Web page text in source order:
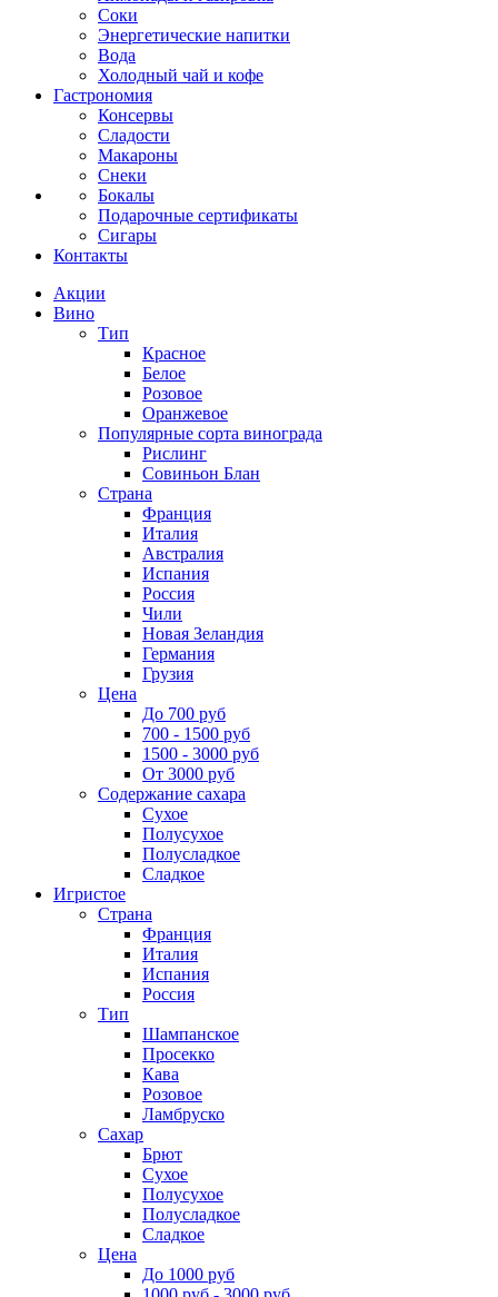
Соки
Энергетические напитки
Вода
Холодный чай и кофе
Гастрономия
Консервы
Сладости
Макароны
Снеки
Бокалы
Подарочные сертификаты
Сигары
Контакты
Акции
Вино
Тип
Красное
Белое
Розовое
Оранжевое
Популярные сорта винограда
Рислинг
Совиньон Блан
Страна
Франция
Италия
Австралия
Испания
Россия
Чили
Новая Зеландия
Германия
Грузия
Цена
До 700 руб
700 - 1500 руб
1500 - 3000 руб
От 3000 руб
Содержание сахара
Сухое
Полусухое
Полусладкое
Сладкое
Игристое
Страна
Франция
Италия
Испания
Россия
Тип
Шампанское
Просекко
Кава
Розовое
Ламбруско
Сахар
Брют
Сухое
Полусухое
Полусладкое
Сладкое
Цена
До 1000 руб